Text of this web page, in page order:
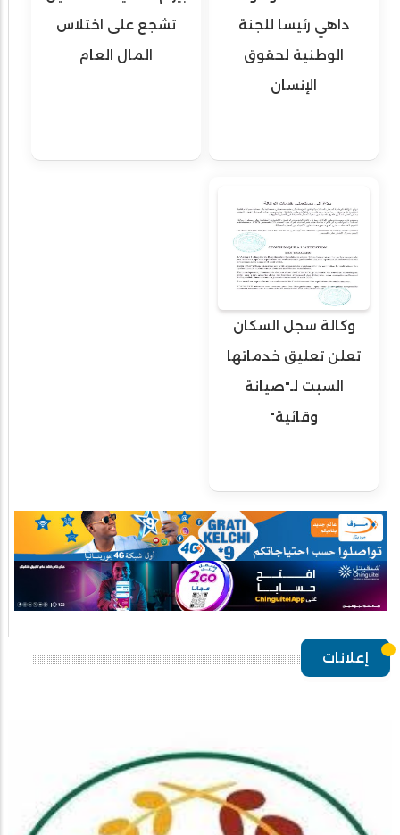
داهي رئيسا للجنة
الوطنية لحقوق
الإنسان
تشجع على اختلاس
المال العام
وكالة سجل السكان
تعلن تعليق خدماتها
السبت لـ"صيانة
وقائية"
إعلانات